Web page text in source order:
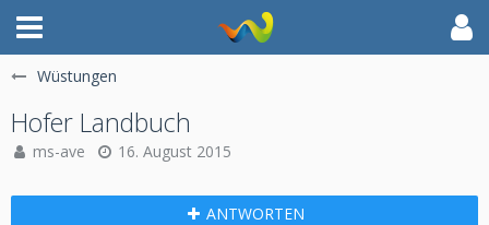
Wüstungen
Hofer Landbuch
ms-ave 16. August 2015
ANTWORTEN